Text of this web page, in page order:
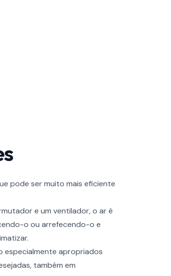
pode ser muito mais eficiente
e um ventilador, o ar é
o ou arrefecendo-o e
especialmente apropriados
também em